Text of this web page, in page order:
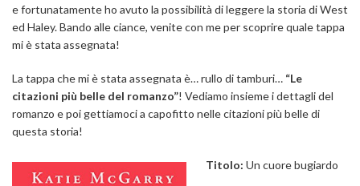
e fortunatamente ho avuto la possibilità di leggere la storia di West
ed Haley. Bando alle ciance, venite con me per scoprire quale tappa
mi è stata assegnata!
La tappa che mi è stata assegnata è… rullo di tamburi… “Le
citazioni più belle del romanzo”! Vediamo insieme i dettagli del
romanzo e poi gettiamoci a capofitto nelle citazioni più belle di
questa storia!
Titolo: Un cuore bugiardo